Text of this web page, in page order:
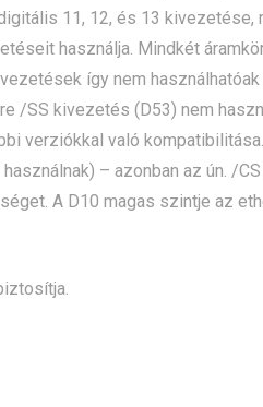
11, 12, és 13 kivezetése,
használja. Mindkét
így nem
/SS kivezetés (D53) nem
verziókkal való kompatibilitása.
– azonban az ún. /
A D10 magas szintje az